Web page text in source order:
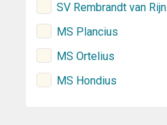
SV Rembrandt van Rijn
MS Plancius
MS Ortelius
MS Hondius